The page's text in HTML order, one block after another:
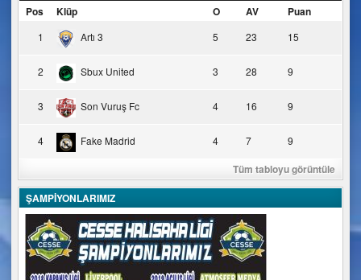
Pos
Klüp O AV Puan
1 Artı 3 5 23 15
2 Sbux United 3 28 9
3 Son Vuruş Fc 4 16 9
4 Fake Madrid 4 7 9
Tüm tabloyu görüntüle
ŞAMPİYONLARIMIZ